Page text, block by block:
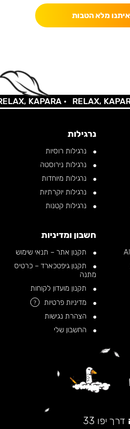
מלא הטבות
KAPARA • RELAX, KAPARA
נרגילות
נרגילות רוסיות
נרגילות נירוסטה
נרגילות מיוחדות
נרגילות יוקרתיות
נרגילות קטנות
חשבון ומדיניות
תקנון אתר – תנאי שימוש
תקנון גיפטכארד – כרטיס
מתנה
תקנון מועדון לקוחות
מדיניות פרטיות
?
הצהרת נגישות
החשבון שלי
דרך יפו 33